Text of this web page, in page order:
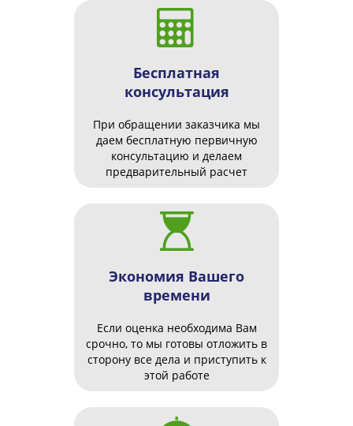
Бесплатная
консультация
При обращении заказчика мы
даем бесплатную первичную
консультацию и делаем
предварительный расчет
Экономия Вашего
времени
Если оценка необходима Вам
срочно, то мы готовы отложить в
сторону все дела и приступить к
этой работе